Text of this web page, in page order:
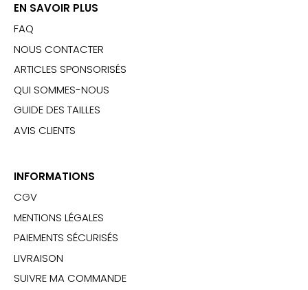
EN SAVOIR PLUS
FAQ
NOUS CONTACTER
ARTICLES SPONSORISÉS
QUI SOMMES-NOUS
GUIDE DES TAILLES
AVIS CLIENTS
INFORMATIONS
CGV
MENTIONS LÉGALES
PAIEMENTS SÉCURISÉS
LIVRAISON
SUIVRE MA COMMANDE